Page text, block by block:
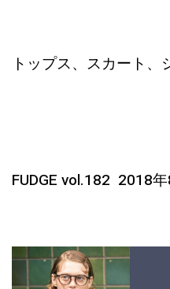
トップス、スカート
FUDGE vol.182 2018